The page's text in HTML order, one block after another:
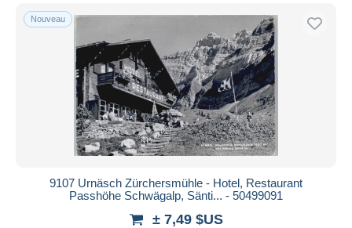
Nouveau
9107 Urnäsch Zürchersmühle - Hotel, Restaurant
Passhöhe Schwägalp, Sänti... - 50499091
± 7,49 $US